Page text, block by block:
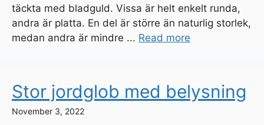
täckta med bladguld. Vissa är helt enkelt runda,
andra är platta. En del är större än naturlig storlek,
medan andra är mindre ... Read more
Stor jordglob med belysning
November 3, 2022